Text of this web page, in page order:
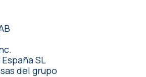
SL
del grupo